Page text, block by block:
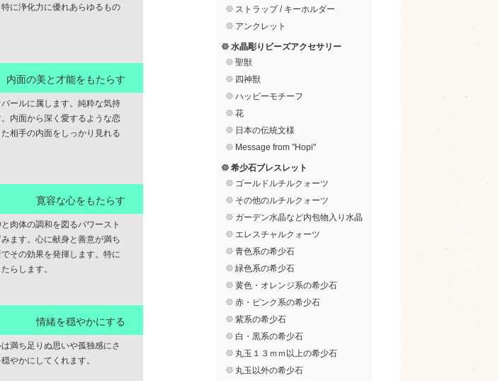
に浄化力に優れあらゆるもの
内面の美と才能をもたらす
ールに属します。純粋な気持
内面から深く愛するような恋
相手の内面をしっかり見れる
寛容な心をもたらす
肉体の調和を図るパワースト
ます。心に献身と善意が満ち
その効果を発揮します。特に
らします。
情緒を穏やかにする
満ち足りぬ思いや孤独感にさ
やかにしてくれます。
ストラップ / キーホルダー
アンクレット
水晶彫りビーズアクセサリー
聖獣
四神獣
ハッピーモチーフ
花
日本の伝統文様
Message from "Hopi"
希少石ブレスレット
ゴールドルチルクォーツ
その他のルチルクォーツ
ガーデン水晶など内包物入り水晶
エレスチャルクォーツ
青色系の希少石
緑色系の希少石
黄色・オレンジ系の希少石
赤・ピンク系の希少石
紫系の希少石
白・黒系の希少石
丸玉１３ｍｍ以上の希少石
丸玉以外の希少石